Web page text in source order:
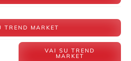
TREND MARKET
VAI SU TREND
MARKET